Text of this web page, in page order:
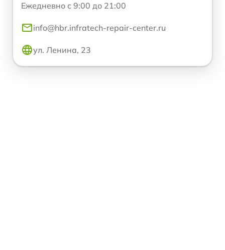
Ежедневно с 9:00 до 21:00
info@hbr.infratech-repair-center.ru
ул. Ленина, 23